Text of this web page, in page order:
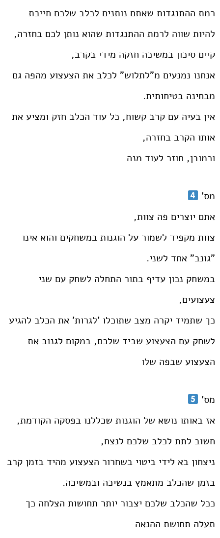
רמת ההתנגדות שאתם נותנים לכלב שלכם חייבת
להיות שווה לרמת ההתנגדות שהוא נותן לכם בחזרה,
קיים סיכון במשיכה חזקה מידי בקרב,
אנחנו נמנעים מ”לתלוש” לכלב את הצעצוע מהפה גם
מבחינה בטיחותית.
אין בעיה עם קרב קשוח, כל עוד הכלב חזק ומציע את
אותו הקרב בחזרה,
וכמובן, חוזר לעוד מנה
מס'
אתם יוצרים פה צוות,
צוות מקפיד לשמור על הוגנות במשחקים והוא אינו
"גונב" אחד לשני.
במשחק נכון עדיף בתור התחלה לשחק עם שני
צעצועים,
כך שתמיד יקרה מצב שתוכלו 'לגרות' את הכלב להגיע
לשחק עם הצעצוע שביד שלכם, במקום לגנוב את
הצעצוע שבפה שלו
מס'
אז באותו נושא של הוגנות שכללנו בפסקה הקודמת,
חשוב לתת לכלב שלכם לנצח,
ניצחון בא לידי ביטוי בשחרור הצעצוע מהיד בזמן קרב
בזמן שהכלב מתאמץ בנשיכה ובמשיכה.
ככל שהכלב שלכם יצבור יותר תחושות הצלחה כך
תעלה תחושת ההנאה